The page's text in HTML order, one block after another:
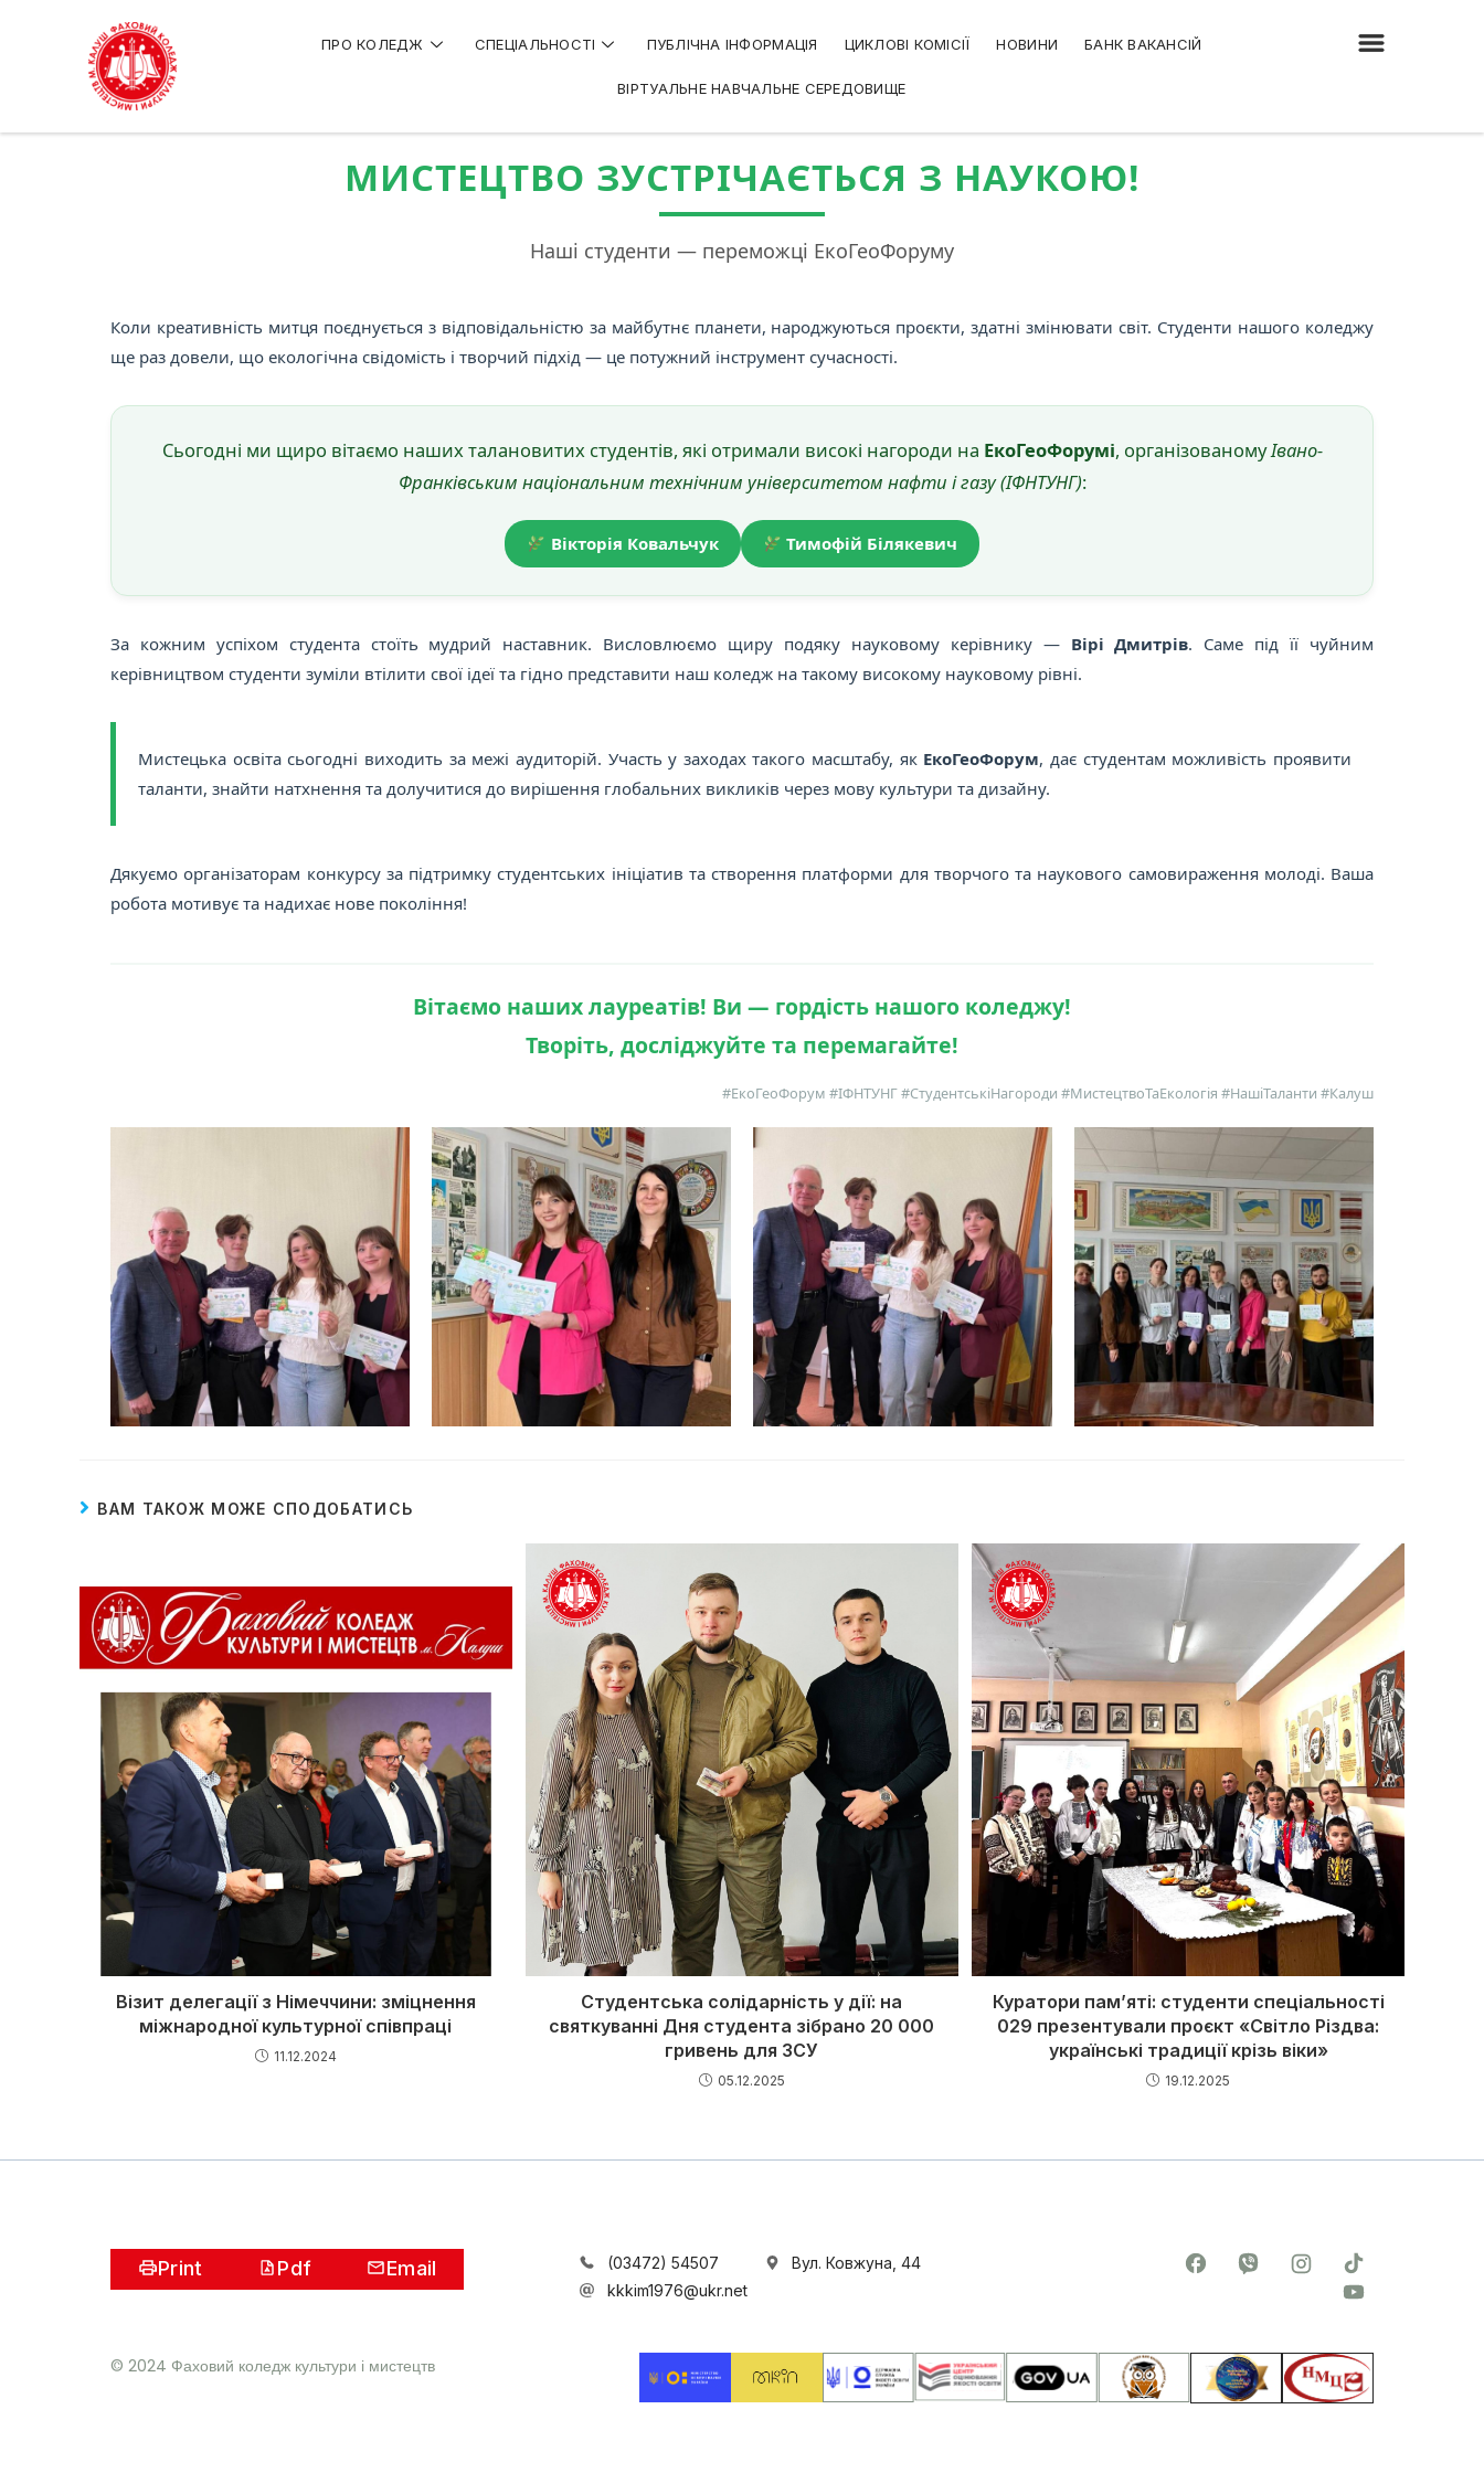
ПРО КОЛЕДЖ СПЕЦІАЛЬНОСТІ ПУБЛІЧНА ІНФОРМАЦІЯ ЦИКЛОВІ КОМІСІЇ НОВИНИ БАНК ВАКАНСІЙ
ВІРТУАЛЬНЕ НАВЧАЛЬНЕ СЕРЕДОВИЩЕ
МИСТЕЦТВО ЗУСТРІЧАЄТЬСЯ З НАУКОЮ!
Наші студенти — переможці ЕкоГеоФоруму
Коли креативність митця поєднується з відповідальністю за майбутнє планети, народжуються проєкти, здатні змінювати світ. Студенти нашого коледжу
ще раз довели, що екологічна свідомість і творчий підхід — це потужний інструмент сучасності.
Сьогодні ми щиро вітаємо наших талановитих студентів, які отримали високі нагороди на ЕкоГеоФорумі, організованомуІвано-
Франківським національним технічним університетом нафти і газу (ІФНТУНГ):
Вікторія Ковальчук Тимофій Білякевич
За кожним успіхом студента стоїть мудрий наставник. Висловлюємо щиру подяку науковому керівнику — Вірі Дмитрів. Саме під її чуйним
керівництвом студенти зуміли втілити свої ідеї та гідно представити наш коледж на такому високому науковому рівні.
Мистецька освіта сьогодні виходить за межі аудиторій. Участь у заходах такого масштабу, як ЕкоГеоФорум, дає студентам можливість проявити
таланти, знайти натхнення та долучитися до вирішення глобальних викликів через мову культури та дизайну.
Дякуємо організаторам конкурсу за підтримку студентських ініціатив та створення платформи для творчого та наукового самовираження молоді. Ваша
робота мотивує та надихає нове покоління!
Вітаємо наших лауреатів! Ви — гордість нашого коледжу!
Творіть, досліджуйте та перемагайте!
#ЕкоГеоФорум #ІФНТУНГ #СтудентськіНагороди #МистецтвоТаЕкологія #НашіТаланти #Калуш
ВАМ ТАКОЖ МОЖЕ СПОДОБАТИСЬ
Візит делегації з Німеччини: зміцнення
міжнародної культурної співпраці
11.12.2024
Студентська солідарність у дії: на
святкуванні Дня студента зібрано 20 000
гривень для ЗСУ
05.12.2025
Куратори пам’яті: студенти спеціальності
029 презентували проєкт «Світло Різдва:
українські традиції крізь віки»
19.12.2025
Print Pdf Email (03472) 54507
Вул. Ковжуна, 44
kkkim1976@ukr.net
© 2024 Фаховий коледж культури і мистецтв